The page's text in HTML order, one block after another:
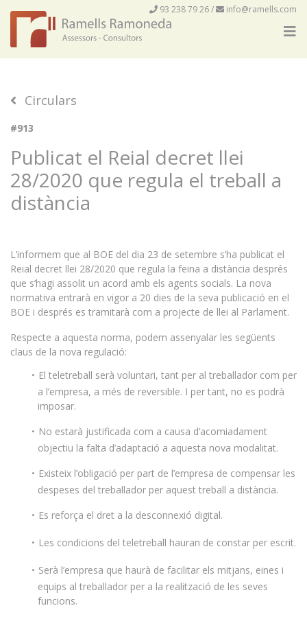
93 238 79 26/ info@ramells.com
Circulars
#913
Publicat el Reial decret llei
28/2020 que regula el treball a
distància
L’informem que al BOE del dia 23 de setembre s’ha publicat el
Reial decret llei 28/2020 que regula la feina a distància després
que s’hagi assolit un acord amb els agents socials. La nova
normativa entrarà en vigor a 20 dies de la seva publicació en el
BOE i després es tramitarà com a projecte de llei al Parlament.
Respecte a aquesta norma, podem assenyalar les següents
claus de la nova regulació:
El teletreball serà voluntari, tant per al treballador com per
a l’empresa, a més de reversible. I per tant, no es podrà
imposar.
No estarà justificada com a causa d’acomiadament
objectiu la falta d’adaptació a aquesta nova modalitat.
Existeix l’obligació per part de l’empresa de compensar les
despeses del treballador per aquest treball a distància.
Es reforça el dret a la desconnexió digital.
Les condicions del teletreball hauran de constar per escrit.
Serà l’empresa que haurà de facilitar els mitjans, eines i
equips al treballador per a la realització de les seves
funcions.